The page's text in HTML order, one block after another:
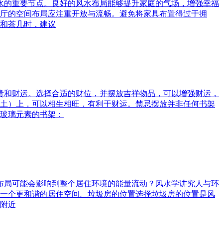
重要节点。良好的风水布局能够提升家庭的气场，增强幸福
的空间布局应注重开放与流畅。避免将家具布置得过于拥
茶几时，建议
财运。选择合适的财位，并摆放吉祥物品，可以增强财运，
）上，可以相生相旺，有利于财运。禁忌摆放并非任何书架
璃元素的书架：
可能会影响到整个居住环境的能量流动？风水学讲究人与环
个更和谐的居住空间。垃圾房的位置选择垃圾房的位置是风
近